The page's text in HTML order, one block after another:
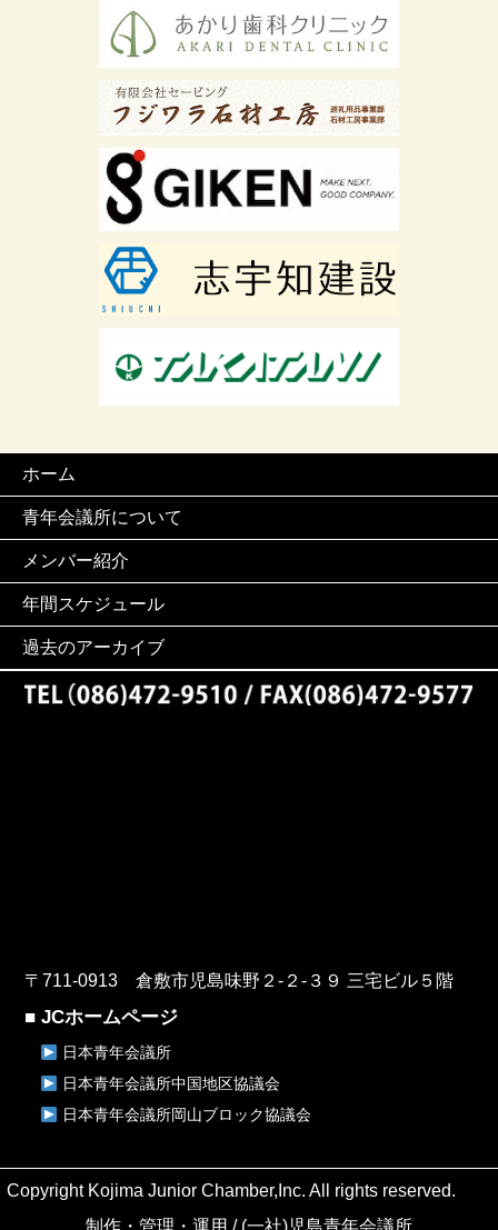
ホーム
青年会議所について
メンバー紹介
年間スケジュール
過去のアーカイブ
〒711-0913 倉敷市児島味野２-２-３９ 三宅ビル５階
■ JCホームページ
日本青年会議所
日本青年会議所中国地区協議会
日本青年会議所岡山ブロック協議会
Copyright Kojima Junior Chamber,Inc. All rights reserved.